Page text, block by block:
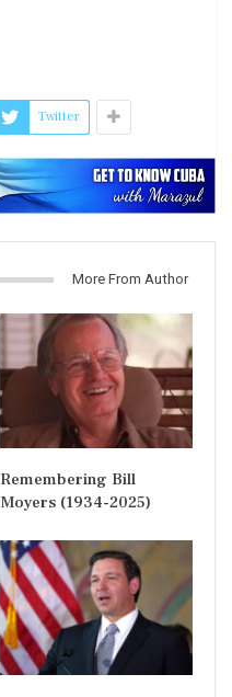
Twitter
More From Author
Remembering Bill
Moyers (1934-2025)